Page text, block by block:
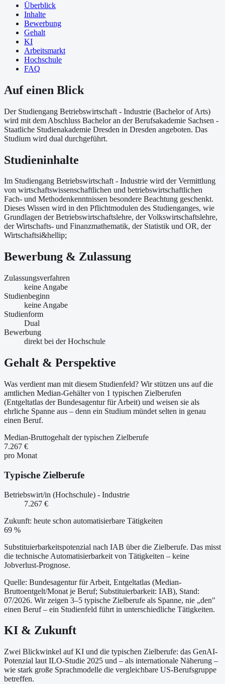
Überblick
Inhalte
Bewerbung
Gehalt
KI
Arbeitsmarkt
Hochschule
FAQ
Auf einen Blick
Der Studiengang Betriebswirtschaft - Industrie (Bachelor of Arts)
wird mit dem Abschluss Bachelor an der Berufsakademie Sachsen -
Staatliche Studienakademie Dresden in Dresden angeboten. Das
Studium wird dual durchgeführt.
Studieninhalte
Im Studiengang Betriebswirtschaft - Industrie wird der Vermittlung
von wirtschaftswissenschaftlichen und betriebswirtschaftlichen
Fach- und Methodenkenntnissen besondere Beachtung geschenkt.
Dieses Wissen wird in den Pflichtmodulen des Studienganges, wie
Grundlagen der Betriebswirtschaftslehre, der Volkswirtschaftslehre,
der Wirtschafts- und Finanzmathematik, der Statistik und OR, der
Wirtschaftsi&hellip;
Bewerbung & Zulassung
Zulassungsverfahren
keine Angabe
Studienbeginn
keine Angabe
Studienform
Dual
Bewerbung
direkt bei der Hochschule
Gehalt & Perspektive
Was verdient man mit diesem Studienfeld? Wir stützen uns auf die
amtlichen Median-Gehälter von 1 typischen Zielberufen
(Entgeltatlas der Bundesagentur für Arbeit) und weisen sie als
ehrliche Spanne aus – denn ein Studium mündet selten in genau
einen Beruf.
Median-Bruttogehalt der typischen Zielberufe
7.267 €
pro Monat
Typische Zielberufe
Betriebswirt/in (Hochschule) - Industrie
7.267 €
Zukunft: heute schon automatisierbare Tätigkeiten
69 %
Substituierbarkeitspotenzial nach IAB über die Zielberufe. Das misst
die technische Automatisierbarkeit von Tätigkeiten – keine
Jobverlust-Prognose.
Quelle: Bundesagentur für Arbeit, Entgeltatlas (Median-
Bruttoentgelt/Monat je Beruf; Substituierbarkeit: IAB), Stand:
07/2026. Wir zeigen 3–5 typische Zielberufe als Spanne, nie „den"
einen Beruf – ein Studienfeld führt in unterschiedliche Tätigkeiten.
KI & Zukunft
Zwei Blickwinkel auf KI und die typischen Zielberufe: das GenAI-
Potenzial laut ILO-Studie 2025 und – als internationale Näherung –
wie stark große Sprachmodelle die vergleichbare US-Berufsgruppe
betreffen.